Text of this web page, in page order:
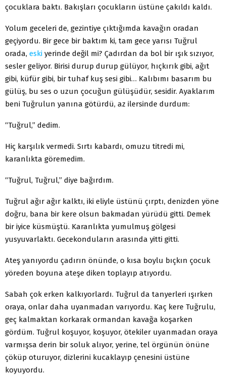
çocuklara baktı. Bakışları çocukların üstüne çakıldı kaldı.
Yolum geceleri de, gezintiye çıktığımda kavağın oradan
geçiyordu. Bir gece bir baktım ki, tam gece yarısı Tuğrul
orada, eski yerinde değil mi? Çadırdan da bol bir ışık sızıyor,
sesler geliyor. Birisi durup durup gülüyor, hıçkırık gibi, ağıt
gibi, küfür gibi, bir tuhaf kuş sesi gibi… Kalıbımı basarım bu
gülüş, bu ses o uzun çocuğun gülüşüdür, sesidir. Ayaklarım
beni Tuğrulun yanına götürdü, az ilersinde durdum:
“Tuğrul,” dedim.
Hiç karşılık vermedi. Sırtı kabardı, omuzu titredi mi,
karanlıkta göremedim.
“Tuğrul, Tuğrul,” diye bağırdım.
Tuğrul ağır ağır kalktı, iki eliyle üstünü çırptı, denizden yöne
doğru, bana bir kere olsun bakmadan yürüdü gitti. Demek
bir iyice küsmüştü. Karanlıkta yumulmuş gölgesi
yusyuvarlaktı. Gecekonduların arasında yitti gitti.
Ateş yanıyordu çadırın önünde, o kısa boylu bıçkın çocuk
yöreden boyuna ateşe diken toplayıp atıyordu.
Sabah çok erken kalkıyorlardı. Tuğrul da tanyerleri ışırken
oraya, onlar daha uyanmadan varıyordu. Kaç kere Tuğrulu,
geç kalmaktan korkarak ormandan kavağa koşarken
gördüm. Tuğrul koşuyor, koşuyor, ötekiler uyanmadan oraya
varmışsa derin bir soluk alıyor, yerine, tel örgünün önüne
çöküp oturuyor, dizlerini kucaklayıp çenesini üstüne
koyuyordu.